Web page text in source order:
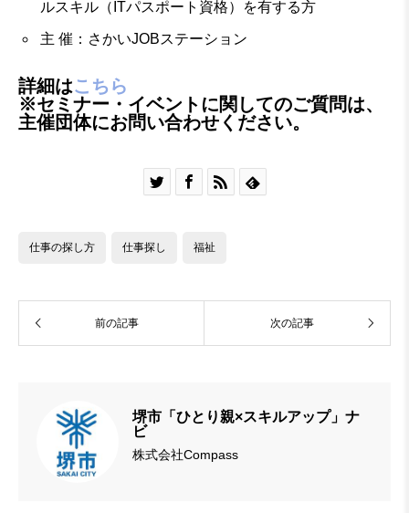
ルスキル（ITパスポート資格）を有する方
主 催：さかいJOBステーション
詳細はこちら
※セミナー・イベントに関してのご質問は、
主催団体にお問い合わせください。
   
仕事の探し方 仕事探し 福祉
前の記事 次の記事
堺市「ひとり親×スキルアップ」ナ
ビ
株式会社Compass